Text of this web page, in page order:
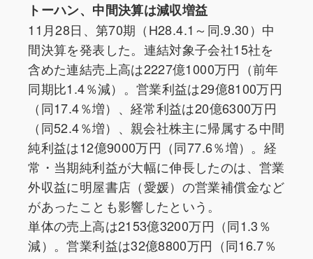
トーハン、中間決算は減収増益
11月28日、第70期（H28.4.1～同.9.30）中
間決算を発表した。連結対象子会社15社を
含めた連結売上高は2227億1000万円（前年
同期比1.4％減）。営業利益は29億8100万円
（同17.4％増）、経常利益は20億6300万円
（同52.4％増）、親会社株主に帰属する中間
純利益は12億9000万円（同77.6％増）。経
常・当期純利益が大幅に伸長したのは、営業
外収益に明屋書店（愛媛）の営業補償金など
があったことも影響したという。
単体の売上高は2153億3200万円（同1.3％
減）。営業利益は32億8800万円（同16.7％